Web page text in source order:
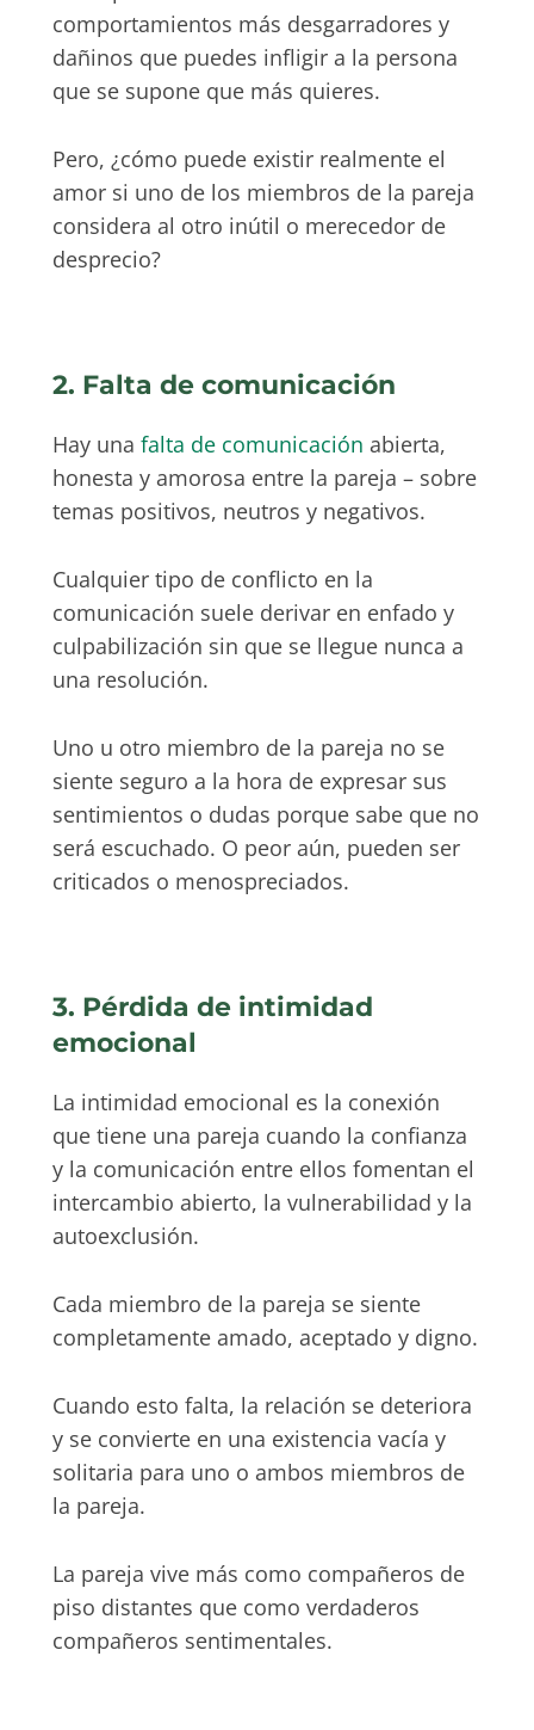
comportamientos más desgarradores y
dañinos que puedes infligir a la persona
que se supone que más quieres.
Pero, ¿cómo puede existir realmente el
amor si uno de los miembros de la pareja
considera al otro inútil o merecedor de
desprecio?
2. Falta de comunicación
Hay una falta de comunicación abierta,
honesta y amorosa entre la pareja – sobre
temas positivos, neutros y negativos.
Cualquier tipo de conflicto en la
comunicación suele derivar en enfado y
culpabilización sin que se llegue nunca a
una resolución.
Uno u otro miembro de la pareja no se
siente seguro a la hora de expresar sus
sentimientos o dudas porque sabe que no
será escuchado. O peor aún, pueden ser
criticados o menospreciados.
3. Pérdida de intimidad
emocional
La intimidad emocional es la conexión
que tiene una pareja cuando la confianza
y la comunicación entre ellos fomentan el
intercambio abierto, la vulnerabilidad y la
autoexclusión.
Cada miembro de la pareja se siente
completamente amado, aceptado y digno.
Cuando esto falta, la relación se deteriora
y se convierte en una existencia vacía y
solitaria para uno o ambos miembros de
la pareja.
La pareja vive más como compañeros de
piso distantes que como verdaderos
compañeros sentimentales.